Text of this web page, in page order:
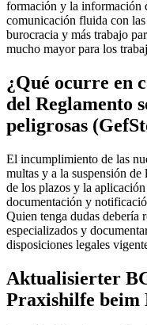
formación y la información
comunicación fluida con
burocracia y más trabajo
mucho mayor para los
¿Qué ocurre en
del Reglamento
peligrosas
El incumplimiento de las
multas y a la suspensión
de los plazos y la
documentación y
Quien tenga dudas debería
especializados y
disposiciones legales
Aktualisierter
Praxishilfe beim